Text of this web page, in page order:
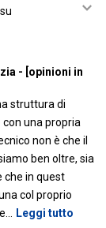
- [opinioni in
struttura di
una propria
non è che il
ben oltre, sia
che in quest
col proprio
Leggi tutto